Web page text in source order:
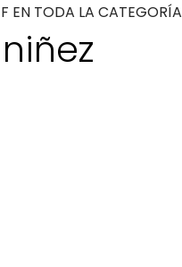
EN TODA LA CATEGORÍA